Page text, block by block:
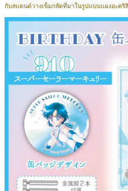
กับสแตนด์วางเข็มกลัดที่มาในรูปแบบแผงอะคริ